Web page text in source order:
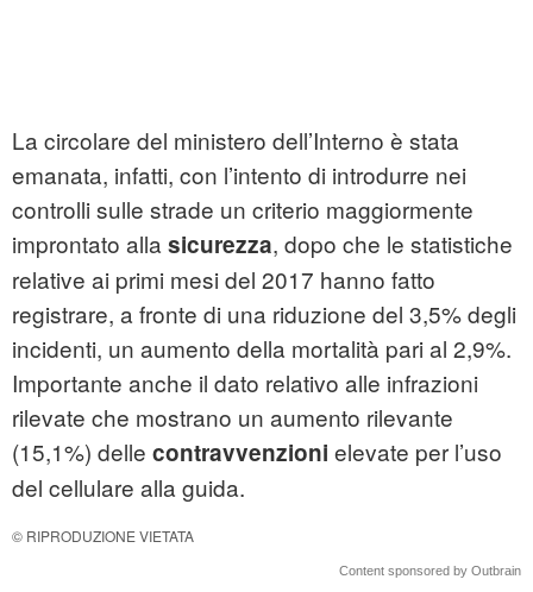
La circolare del ministero dell’Interno è stata
emanata, infatti, con l’intento di introdurre nei
controlli sulle strade un criterio maggiormente
improntato alla sicurezza, dopo che le statistiche
relative ai primi mesi del 2017 hanno fatto
registrare, a fronte di una riduzione del 3,5% degli
incidenti, un aumento della mortalità pari al 2,9%.
Importante anche il dato relativo alle infrazioni
rilevate che mostrano un aumento rilevante
(15,1%) delle contravvenzioni elevate per l’uso
del cellulare alla guida.
© RIPRODUZIONE VIETATA
Content sponsored by Outbrain